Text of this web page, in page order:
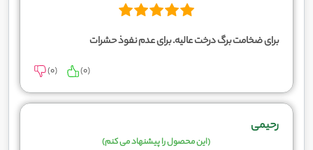
برای ضخامت برگ درخت عالیه. برای عدم نفوذ حشرات
(
0
) (
0
)
رحیمی
(این محصول را پیشنهاد می کنم)